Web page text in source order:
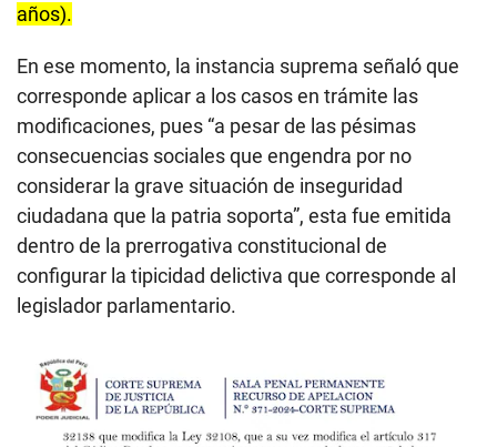
años).
En ese momento, la instancia suprema señaló que
corresponde aplicar a los casos en trámite las
modificaciones, pues “a pesar de las pésimas
consecuencias sociales que engendra por no
considerar la grave situación de inseguridad
ciudadana que la patria soporta”, esta fue emitida
dentro de la prerrogativa constitucional de
configurar la tipicidad delictiva que corresponde al
legislador parlamentario.